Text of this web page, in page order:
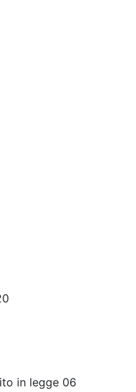
in legge 06